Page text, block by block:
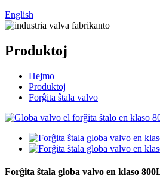
English
Produktoj
Hejmo
Produktoj
Forĝita ŝtala valvo
Forĝita ŝtala globa valvo en klaso